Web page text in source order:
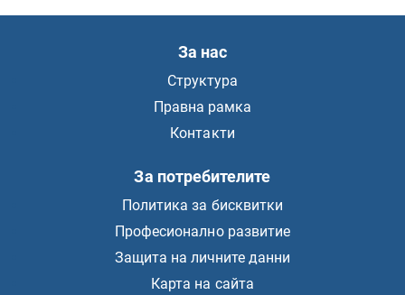
За нас
Структура
Правна рамка
Контакти
За потребителите
Политика за бисквитки
Професионално развитие
Защита на личните данни
Карта на сайта